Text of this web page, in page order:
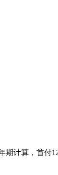
期计算，首付